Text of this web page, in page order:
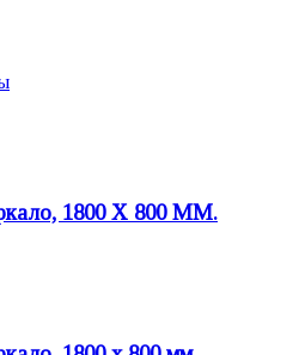
1800 X 800 ММ.